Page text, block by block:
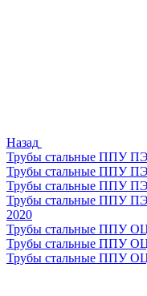
Назад
Трубы стальные ППУ
Трубы стальные ППУ
Трубы стальные ППУ
Трубы стальные ППУ
2020
Трубы стальные ППУ
Трубы стальные ППУ
Трубы стальные ППУ